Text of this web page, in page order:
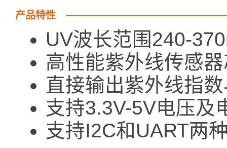
产品特性
UV波长范围240-
高性能紫外线传感
直接输出紫外线指
支持3.3V-5V电压及
支持I2C和UART两